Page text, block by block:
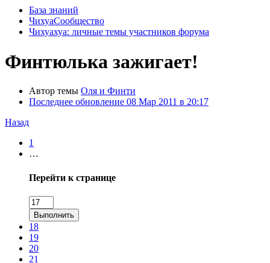
База знаний
ЧихуаСообщество
Чихуахуа: личные темы участников форума
Финтюлька зажигает!
Автор темы Оля и Финти
Последнее обновление 08 Мар 2011 в 20:17
Назад
1
…
Перейти к странице
Выполнить
18
19
20
21